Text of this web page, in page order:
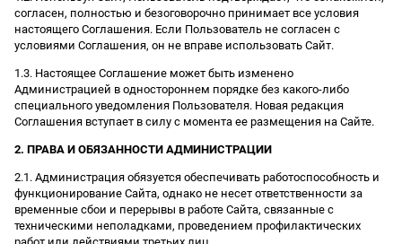
согласен, полностью и безоговорочно принимает все условия
настоящего Соглашения. Если Пользователь не согласен с
условиями Соглашения, он не вправе использовать Сайт.
1.3. Настоящее Соглашение может быть изменено
Администрацией в одностороннем порядке без какого-либо
специального уведомления Пользователя. Новая редакция
Соглашения вступает в силу с момента ее размещения на Сайте.
2. ПРАВА И ОБЯЗАННОСТИ АДМИНИСТРАЦИИ
2.1. Администрация обязуется обеспечивать работоспособность и
функционирование Сайта, однако не несет ответственности за
временные сбои и перерывы в работе Сайта, связанные с
техническими неполадками, проведением профилактических